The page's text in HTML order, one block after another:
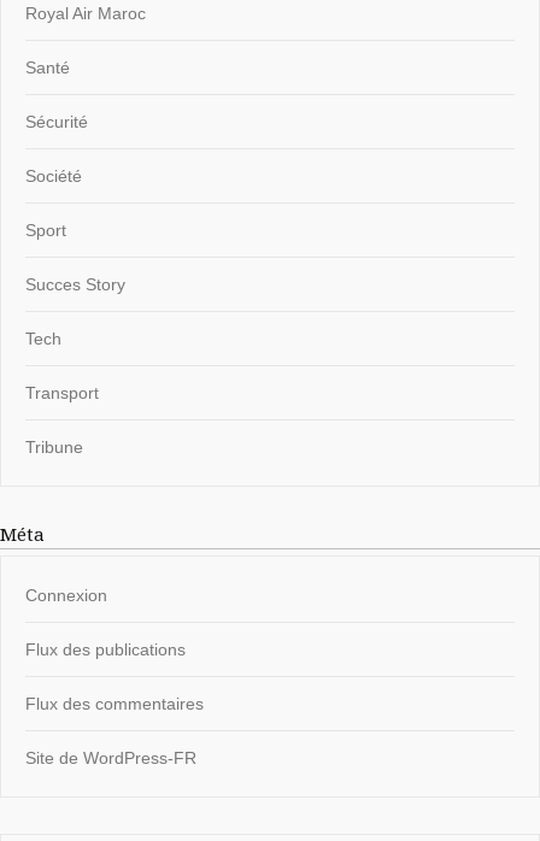
Royal Air Maroc
Santé
Sécurité
Société
Sport
Succes Story
Tech
Transport
Tribune
Méta
Connexion
Flux des publications
Flux des commentaires
Site de WordPress-FR